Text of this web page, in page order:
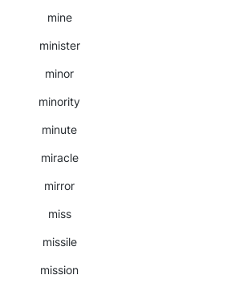
mine
minister
minor
minority
minute
miracle
mirror
miss
missile
mission